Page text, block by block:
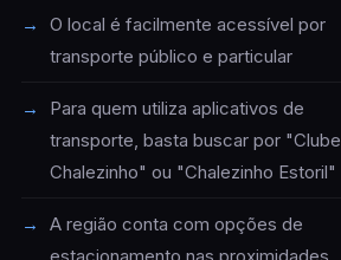
O local é facilmente acessível por
transporte público e particular
Para quem utiliza aplicativos de
transporte, basta buscar por "Clube
Chalezinho" ou "Chalezinho Estoril"
A região conta com opções de